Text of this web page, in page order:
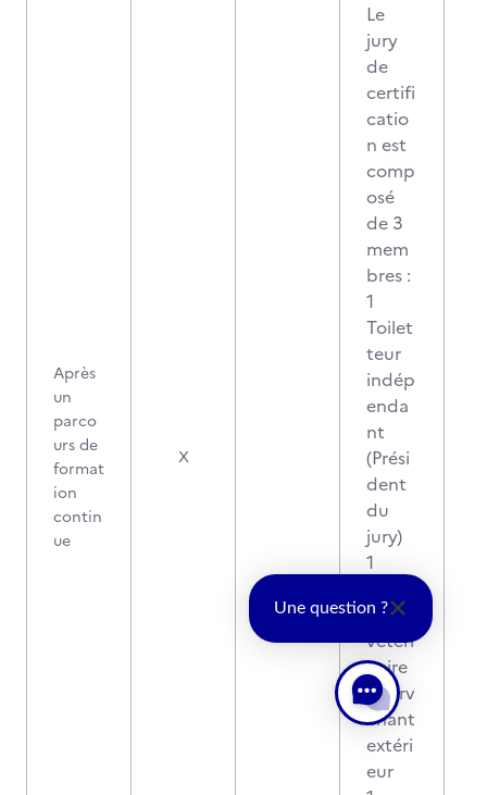
Après
un
parco
urs de
format
ion
contin
ue
X
Le
jury
de
certifi
catio
n est
comp
osé
de 3
mem
bres :
1
Toilet
teur
indép
enda
nt
(Prési
dent
du
jury)
1
eur
vétéri
naire
interv
enant
extéri
eur
Une question ?